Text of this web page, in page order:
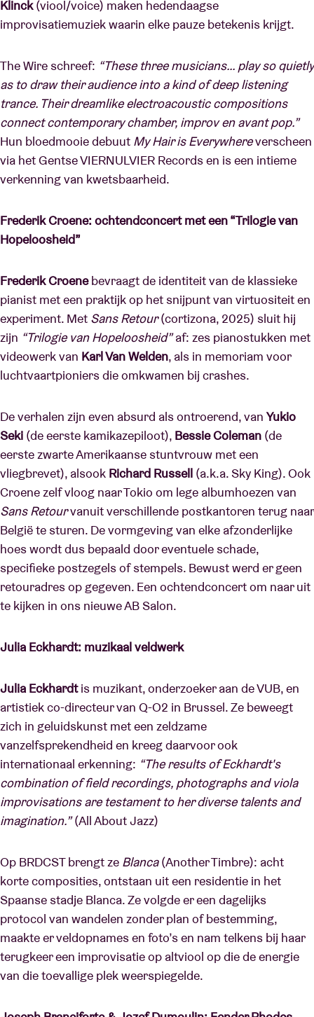
Klinck(viool/voice) maken hedendaagse
improvisatiemuziek waarin elke pauze betekenis krijgt.
The Wire schreef: “These three musicians… play so quietly
as to draw their audience into a kind of deep listening
trance. Their dreamlike electroacoustic compositions
connect contemporary chamber, improv en avant pop.”
Hun bloedmooie debuut My Hair is Everywhereverscheen
via het Gentse VIERNULVIER Records en is een intieme
verkenning van kwetsbaarheid.
Frederik Croene: ochtendconcert met een “Trilogie van
Hopeloosheid”
Frederik Croenebevraagt de identiteit van de klassieke
pianist met een praktijk op het snijpunt van virtuositeit en
experiment. Met Sans Retour(cortizona, 2025) sluit hij
zijn “Trilogie van Hopeloosheid”af: zes pianostukken met
videowerk van Karl Van Welden, als in memoriam voor
luchtvaartpioniers die omkwamen bij crashes.
De verhalen zijn even absurd als ontroerend, van Yukio
Seki (de eerste kamikazepiloot), Bessie Coleman (de
eerste zwarte Amerikaanse stuntvrouw met een
vliegbrevet), alsook Richard Russell (a.k.a. Sky King). Ook
Croene zelf vloog naar Tokio om lege albumhoezen van
Sans Retourvanuit verschillende postkantoren terug naar
België te sturen. De vormgeving van elke afzonderlijke
hoes wordt dus bepaald door eventuele schade,
specifieke postzegels of stempels. Bewust werd er geen
retouradres op gegeven. Een ochtendconcert om naar uit
te kijken in ons nieuwe AB Salon.
Julia Eckhardt: muzikaal veldwerk
Julia Eckhardtis muzikant, onderzoeker aan de VUB, en
artistiek co-directeur van Q-O2 in Brussel. Ze beweegt
zich in geluidskunst met een zeldzame
vanzelfsprekendheid en kreeg daarvoor ook
internationaal erkenning: “The results of Eckhardt's
combination of field recordings, photographs and viola
improvisations are testament to her diverse talents and
imagination.”(All About Jazz)
Op BRDCST brengt ze Blanca(Another Timbre): acht
korte composities, ontstaan uit een residentie in het
Spaanse stadje Blanca. Ze volgde er een dagelijks
protocol van wandelen zonder plan of bestemming,
maakte er veldopnames en foto’s en nam telkens bij haar
terugkeer een improvisatie op altviool op die de energie
van die toevallige plek weerspiegelde.